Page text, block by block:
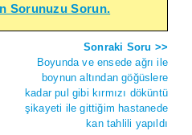
Sorunuzu Sorun.
Sonraki Soru >>
Boyunda ve ensede ağrı ile
boynun altından göğüslere
kadar pul gibi kırmızı döküntü
şikayeti ile gittiğim hastanede
kan tahlili yapıldı